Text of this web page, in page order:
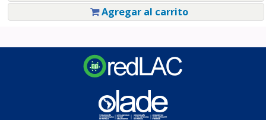
Agregar al carrito